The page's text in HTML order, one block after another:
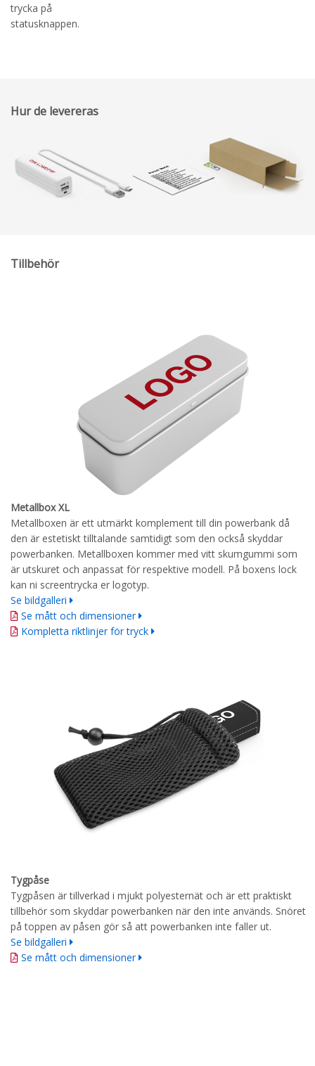
trycka på
statusknappen.
Hur de levereras
Tillbehör
Metallbox XL
Metallboxen är ett utmärkt komplement till din powerbank då
den är estetiskt tilltalande samtidigt som den också skyddar
powerbanken. Metallboxen kommer med vitt skumgummi som
är utskuret och anpassat för respektive modell. På boxens lock
kan ni screentrycka er logotyp.
Se bildgalleri
Se mått och dimensioner
Kompletta riktlinjer för tryck
Tygpåse
Tygpåsen är tillverkad i mjukt polyesternät och är ett praktiskt
tillbehör som skyddar powerbanken när den inte används. Snöret
på toppen av påsen gör så att powerbanken inte faller ut.
Se bildgalleri
Se mått och dimensioner